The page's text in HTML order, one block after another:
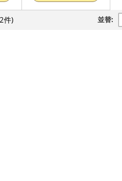
件) 並替: